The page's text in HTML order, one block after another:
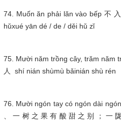
74. Muốn ăn phải lăn vào bếp 不
hǔxué yān dé / de / děi hǔ zǐ
75. Mười năm trồng cây, trăm năm
人 shí nián shùmù bǎinián shù rén
76. Mười ngón tay có ngón dài
、 一 树 之 果 有 酸 甜 之 别 ； 一